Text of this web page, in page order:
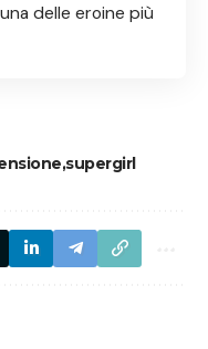
delle eroine più
supergirl